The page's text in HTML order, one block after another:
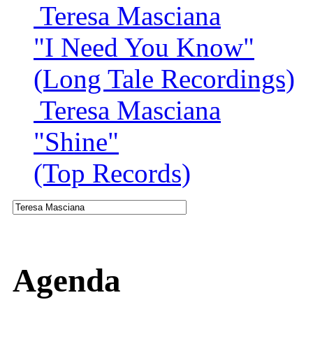
Teresa Masciana
"I Need You Know"
(Long Tale Recordings)
Teresa Masciana
"Shine"
(Top Records)
Agenda